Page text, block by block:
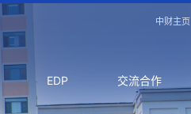
中财主页
EDP 交流合作